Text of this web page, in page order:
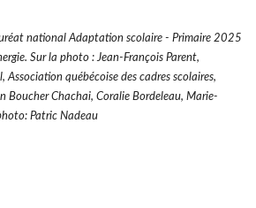
national Adaptation scolaire - Primaire 2025
Sur la photo : Jean-François Parent,
Association québécoise des cadres scolaires,
Boucher Chachai, Coralie Bordeleau, Marie-
Patric Nadeau